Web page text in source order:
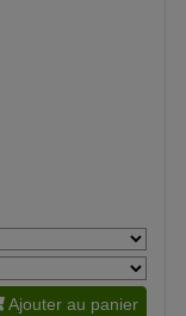
Ajouter au panier